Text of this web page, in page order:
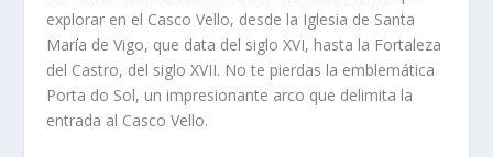
explorar en el Casco Vello, desde la Iglesia de Santa
María de Vigo, que data del siglo XVI, hasta la Fortaleza
del Castro, del siglo XVII. No te pierdas la emblemática
Porta do Sol, un impresionante arco que delimita la
entrada al Casco Vello.